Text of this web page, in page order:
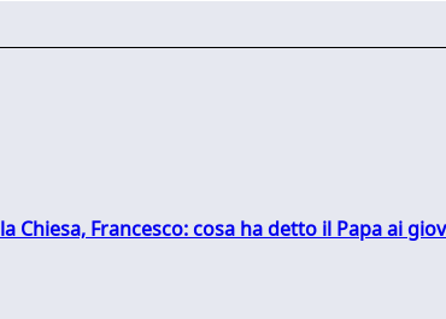
Francesco: cosa ha detto il Papa ai